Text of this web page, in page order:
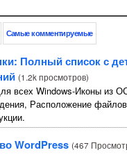
Самые комментируемые
Полный список с
(1.2k просмотров)
всех Windows-Иконы из
Расположение
WordPress (467